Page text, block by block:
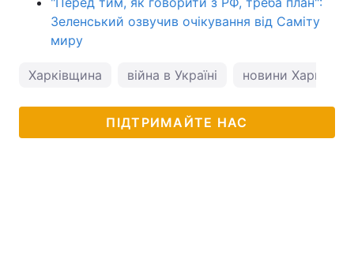
Зеленський озвучив очікування від Саміту
миру
Харківщина війна в Україні новини Харкова
ПІДТРИМАЙТЕ НАС